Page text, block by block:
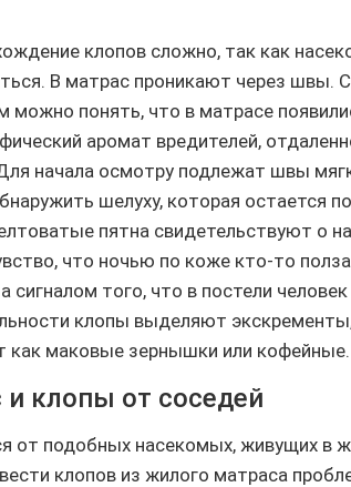
клопов сложно, так как
В матрас проникают через швы.
можно понять, что в матрасе
аромат вредителей,
начала осмотру подлежат швы
шелуху, которая остается
пятна свидетельствуют о
что ночью по коже кто-то
сигналом того, что в постели
клопы выделяют
как маковые зернышки или кофейные.
клопы от соседей
от подобных насекомых, живущих в
клопов из жилого матраса